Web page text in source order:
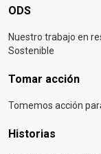
ODS
Nuestro trabajo en
Sostenible
Tomar acción
Tomemos acción
Historias